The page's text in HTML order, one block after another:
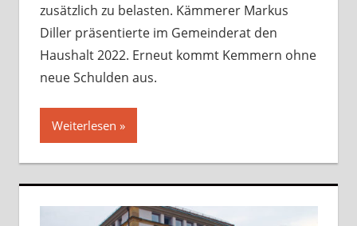
zusätzlich zu belasten. Kämmerer Markus
Diller präsentierte im Gemeinderat den
Haushalt 2022. Erneut kommt Kemmern ohne
neue Schulden aus.
Weiterlesen